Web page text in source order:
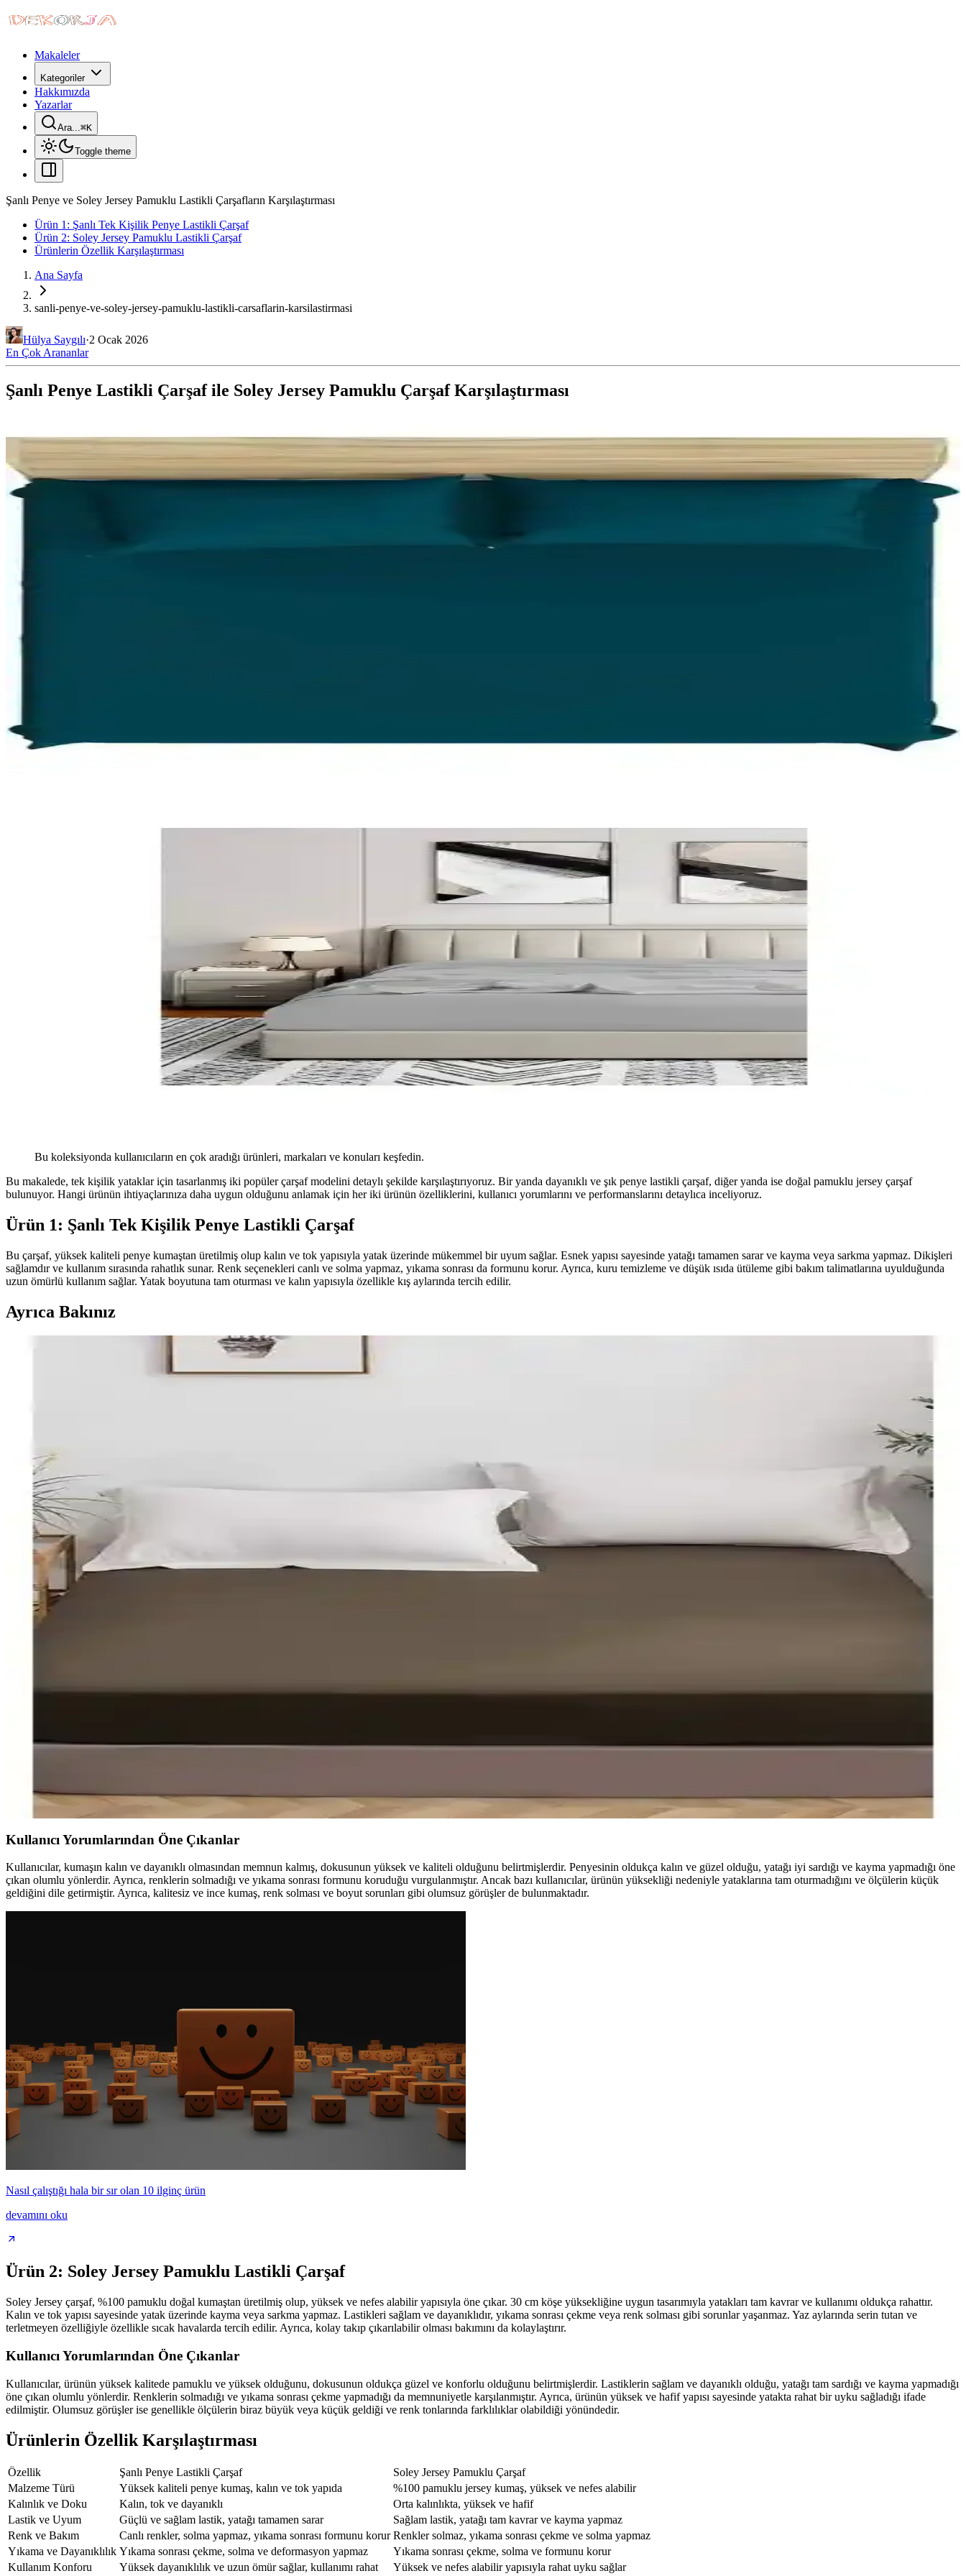
Makaleler
Kategoriler
Hakkımızda
Yazarlar
Ara...⌘K
Toggle theme
Şanlı Penye ve Soley Jersey Pamuklu Lastikli Çarşafların Karşılaştırması
Ürün 1: Şanlı Tek Kişilik Penye Lastikli Çarşaf
Ürün 2: Soley Jersey Pamuklu Lastikli Çarşaf
Ürünlerin Özellik Karşılaştırması
Ana Sayfa
sanli-penye-ve-soley-jersey-pamuklu-lastikli-carsaflarin-karsilastirmasi
Hülya Saygılı·2 Ocak 2026
En Çok Arananlar
Şanlı Penye Lastikli Çarşaf ile Soley Jersey Pamuklu Çarşaf Karşılaştırması
Bu koleksiyonda kullanıcıların en çok aradığı ürünleri, markaları ve konuları keşfedin.
Bu makalede, tek kişilik yataklar için tasarlanmış iki popüler çarşaf modelini detaylı şekilde karşılaştırıyoruz. Bir yanda dayanıklı ve şık penye lastikli çarşaf, diğer yanda ise doğal pamuklu jersey çarşaf
bulunuyor. Hangi ürünün ihtiyaçlarınıza daha uygun olduğunu anlamak için her iki ürünün özelliklerini, kullanıcı yorumlarını ve performanslarını detaylıca inceliyoruz.
Ürün 1: Şanlı Tek Kişilik Penye Lastikli Çarşaf
Bu çarşaf, yüksek kaliteli penye kumaştan üretilmiş olup kalın ve tok yapısıyla yatak üzerinde mükemmel bir uyum sağlar. Esnek yapısı sayesinde yatağı tamamen sarar ve kayma veya sarkma yapmaz. Dikişleri
sağlamdır ve kullanım sırasında rahatlık sunar. Renk seçenekleri canlı ve solma yapmaz, yıkama sonrası da formunu korur. Ayrıca, kuru temizleme ve düşük ısıda ütüleme gibi bakım talimatlarına uyulduğunda
uzun ömürlü kullanım sağlar. Yatak boyutuna tam oturması ve kalın yapısıyla özellikle kış aylarında tercih edilir.
Ayrıca Bakınız
Üntaş Tek Kişilik Lastikli Çarşaf Takımı: Dayanıklı ve Estetik Yatak Dekorasyonu Çözümü
Bu karşılaştırma, Karaca Home 4 Element Hava Açık Gri %100 pamuk nevresim takımı ile Josef Ekru Çizgili Saten çift kişilik takımını kumaş içeriği, desen/tema, çarşaf tipi, set içeriği ve boyutlar açısından
değerlendirir; kullanıcı görüşlerinde öne çıkan artılar ve eksiler özetlenir.
Mertim 120x200 Lastikli Ranforce Çarşafı – Türkiye Menşeli Pamuklu Yatak İçin Uygun
Türkiye menşeli Lionas Tekstil üretimi olan Mertim 120x200 Lastikli Ranforce çarşafı pamuklu ranforce dokuma ile nefes alabilirlik sağlar; 120x200, 120x190 ve 110x200 ölçülerine uyumludur; beyaz
görünümlü ve 30 °C ilk yıkama talimatı içerir.
Buanart Çift Kişilik Lastikli Penye Çarşaf: Yatak Konforunu Artıran Kaliteli Seçenek
Yüksek kaliteli %100 pamuklu penye kumaş ve geniş tasarımıyla Buanart çift kişilik lastikli çarşaf, konforu ve estetiği bir arada sunar, kayma yapmaz ve uzun ömürlüdür.
Şanlı Penye Lastikli Çarşaflar Karşılaştırması: Farklı Ebat ve Renk Seçenekleri
İki farklı çift kişilik lastikli çarşafın kumaş, ölçü, dayanıklılık ve kullanıcı memnuniyeti açısından karşılaştırması yapıldı. Her ürünün avantajları ve olası sorunları detaylı incelendi.
İki farklı tek kişilik lastikli çarşafın kumaş özellikleri, dayanıklılık ve kullanım kolaylığı açısından detaylı karşılaştırması, kullanıcı yorumlarıyla birlikte sunuluyor.
İki popüler çift kişilik penye lastikli çarşafın detaylı karşılaştırması, kullanım özellikleri ve kullanıcı yorumlarıyla en uygun seçimi yapmanıza yardımcı oluyor.
Kullanıcı Yorumlarından Öne Çıkanlar
Kullanıcılar, kumaşın kalın ve dayanıklı olmasından memnun kalmış, dokusunun yüksek ve kaliteli olduğunu belirtmişlerdir. Penyesinin oldukça kalın ve güzel olduğu, yatağı iyi sardığı ve kayma yapmadığı öne
çıkan olumlu yönlerdir. Ayrıca, renklerin solmadığı ve yıkama sonrası formunu koruduğu vurgulanmıştır. Ancak bazı kullanıcılar, ürünün yüksekliği nedeniyle yataklarına tam oturmadığını ve ölçülerin küçük
geldiğini dile getirmiştir. Ayrıca, kalitesiz ve ince kumaş, renk solması ve boyut sorunları gibi olumsuz görüşler de bulunmaktadır.
Nasıl çalıştığı hala bir sır olan 10 ilginç ürün
devamını oku
Ürün 2: Soley Jersey Pamuklu Lastikli Çarşaf
Soley Jersey çarşaf, %100 pamuklu doğal kumaştan üretilmiş olup, yüksek ve nefes alabilir yapısıyla öne çıkar. 30 cm köşe yüksekliğine uygun tasarımıyla yatakları tam kavrar ve kullanımı oldukça rahattır.
Kalın ve tok yapısı sayesinde yatak üzerinde kayma veya sarkma yapmaz. Lastikleri sağlam ve dayanıklıdır, yıkama sonrası çekme veya renk solması gibi sorunlar yaşanmaz. Yaz aylarında serin tutan ve
terletmeyen özelliğiyle özellikle sıcak havalarda tercih edilir. Ayrıca, kolay takıp çıkarılabilir olması bakımını da kolaylaştırır.
Kullanıcı Yorumlarından Öne Çıkanlar
Kullanıcılar, ürünün yüksek kalitede pamuklu ve yüksek olduğunu, dokusunun oldukça güzel ve konforlu olduğunu belirtmişlerdir. Lastiklerin sağlam ve dayanıklı olduğu, yatağı tam sardığı ve kayma yapmadığı
öne çıkan olumlu yönlerdir. Renklerin solmadığı ve yıkama sonrası çekme yapmadığı da memnuniyetle karşılanmıştır. Ayrıca, ürünün yüksek ve hafif yapısı sayesinde yatakta rahat bir uyku sağladığı ifade
edilmiştir. Olumsuz görüşler ise genellikle ölçülerin biraz büyük veya küçük geldiği ve renk tonlarında farklılıklar olabildiği yönündedir.
Ürünlerin Özellik Karşılaştırması
Özellik Şanlı Penye Lastikli Çarşaf
Soley Jersey Pamuklu Çarşaf
Malzeme Türü
Yüksek kaliteli penye kumaş, kalın ve tok yapıda
%100 pamuklu jersey kumaş, yüksek ve nefes alabilir
Kalınlık ve Doku
Kalın, tok ve dayanıklı
Orta kalınlıkta, yüksek ve hafif
Lastik ve Uyum
Güçlü ve sağlam lastik, yatağı tamamen sarar
Sağlam lastik, yatağı tam kavrar ve kayma yapmaz
Renk ve Bakım
Canlı renkler, solma yapmaz, yıkama sonrası formunu korur Renkler solmaz, yıkama sonrası çekme ve solma yapmaz
Yıkama ve Dayanıklılık Yıkama sonrası çekme, solma ve deformasyon yapmaz
Yıkama sonrası çekme, solma ve formunu korur
Kullanım Konforu
Yüksek dayanıklılık ve uzun ömür sağlar, kullanımı rahat Yüksek ve nefes alabilir yapısıyla rahat uyku sağlar